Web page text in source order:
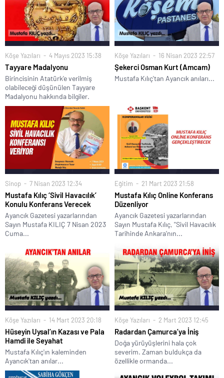
Köşe Yazıları 4 Mayıs 2023 15:38
Tayyare Madalyonu
Birincisinin Atatürk'e verilmiş
olabileceği düşünülen Tayyare
Madalyonu hakkında bilgiler.
Köşe Yazıları 16 Nisan 2023 22:57
Şekerci Osman Kurt (Amcam)
Mustafa Kılıç'tan Ayancık anıları...
Sinop 7 Nisan 2023 12:34
Mustafa Kılıç ‘Sivil Havacılık’
Konulu Konferans Verecek
Ayancık Gazetesi yazarlarından
Sayın Mustafa KILIÇ 7 Nisan 2023
Cuma...
Eğitim 21 Mart 2023 21:58
Mustafa Kılıç Online Konferans
Düzenliyor
Ayancık Gazetesi yazarlarından
Sayın Mustafa Kılıç, "Sivil Havacılık
Tarihinde Ankara’nın...
Köşe Yazıları 14 Mart 2023 20:18
Hüseyin Uysal’ın Kazası ve Pala
Hamdi ile Seyahat
Mustafa Kılıç'ın kaleminden
Ayancık'tan anılar...
Köşe Yazıları 2 Mart 2023 12:45
Radardan Çamurca’ya İniş
Doğa yürüyüşlerini hala çok
severim. Zaman buldukça da
özellikle ormanda...